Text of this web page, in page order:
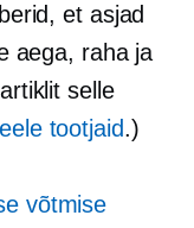
et asjad
aega, raha ja
selle
tootjaid.)
võtmise